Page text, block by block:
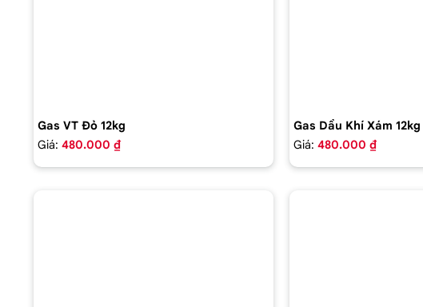
Gas VT Đỏ 12kg
Giá: 480.000 ₫
Gas Dầu Khí Xám 12kg
Giá: 480.000 ₫